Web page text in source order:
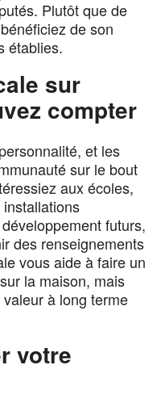
Plutôt que de
de son
établies.
sur
compter
et les
sur le bout
aux écoles,
futurs,
des renseignements
vous aide à faire un
la maison, mais
à long terme
votre